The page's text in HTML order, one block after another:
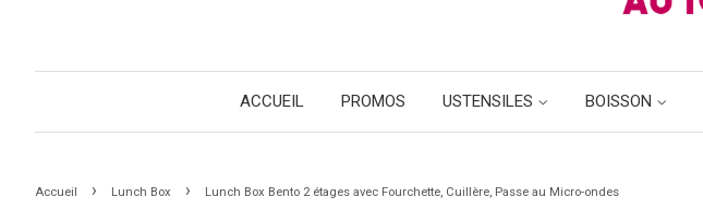
ACCUEIL PROMOS USTENSILES BOISSON
Accueil › Lunch Box › Lunch Box Bento 2 étages avec Fourchette, Cuillère, Passe au Micro-ondes